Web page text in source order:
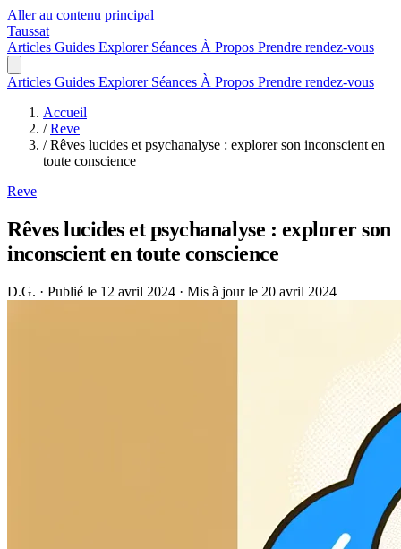
Aller au contenu principal
Taussat
Articles Guides Explorer Séances À Propos Prendre rendez-vous
Articles Guides Explorer Séances À Propos Prendre rendez-vous
Accueil
/ Reve
/ Rêves lucides et psychanalyse : explorer son inconscient en
toute conscience
Reve
Rêves lucides et psychanalyse : explorer son
inconscient en toute conscience
D.G. · Publié le 12 avril 2024 · Mis à jour le 20 avril 2024